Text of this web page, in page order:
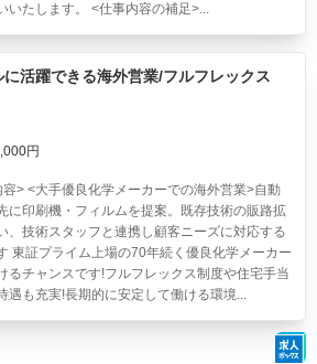
いたします。 <仕事内容の補足>...
に活躍できる海外営業/フルフレックス
円
容> <大手優良化学メーカーでの海外営業>自動
に印刷機・フィルムを提案。既存技術の販路拡
、技術スタッフと連携し顧客ニーズに対応する
東証プライム上場の70年続く優良化学メーカー
るチャンスです!フルフレックス制度や住宅手当
遇も充実!長期的に安定して働ける環境...